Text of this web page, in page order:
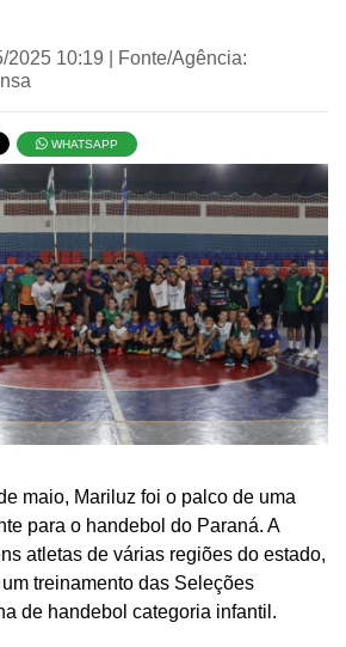
2025 10:19 | Fonte/Agência:
WHATSAPP
maio, Mariluz foi o palco de uma
para o handebol do Paraná. A
atletas de várias regiões do estado,
treinamento das Seleções
de handebol categoria infantil.